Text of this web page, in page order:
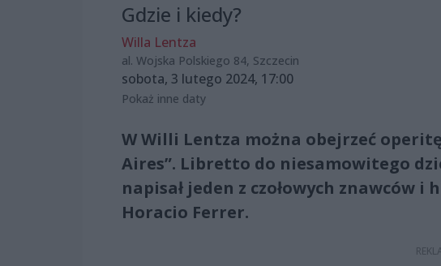
Gdzie i kiedy?
Willa Lentza
al. Wojska Polskiego 84, Szczecin
sobota, 3 lutego 2024, 17:00
Pokaż inne daty
W Willi Lentza można obejrzeć
Aires”. Libretto do niesamowitego
napisał jeden z czołowych
Horacio Ferrer.